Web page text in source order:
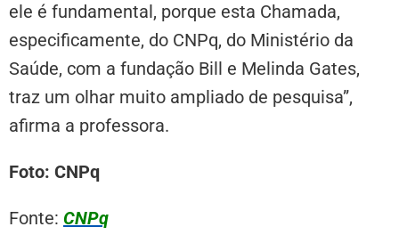
ele é fundamental, porque esta Chamada,
especificamente, do CNPq, do Ministério da
Saúde, com a fundação Bill e Melinda Gates,
traz um olhar muito ampliado de pesquisa”,
afirma a professora.
Foto: CNPq
Fonte: CNPq